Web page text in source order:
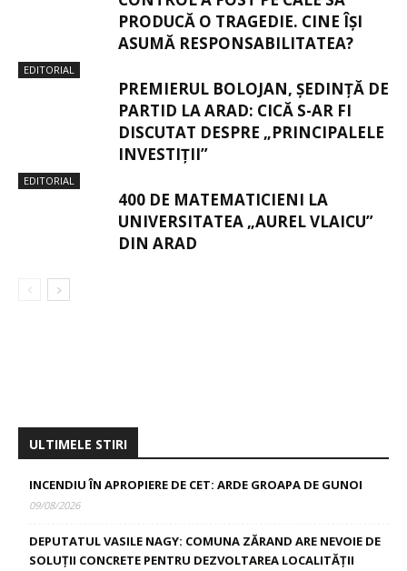
PRODUCĂ O TRAGEDIE. CINE ÎȘI
ASUMĂ RESPONSABILITATEA?
EDITORIAL
PREMIERUL BOLOJAN, ȘEDINȚĂ DE
PARTID LA ARAD: CICĂ S-AR FI
DISCUTAT DESPRE „PRINCIPALELE
INVESTIȚII”
EDITORIAL
400 DE MATEMATICIENI LA
UNIVERSITATEA „AUREL VLAICU”
DIN ARAD
ULTIMELE STIRI
INCENDIU ÎN APROPIERE DE CET: ARDE GROAPA DE GUNOI
09/08/2026
DEPUTATUL VASILE NAGY: COMUNA ZĂRAND ARE NEVOIE DE
SOLUȚII CONCRETE PENTRU DEZVOLTAREA LOCALITĂȚII